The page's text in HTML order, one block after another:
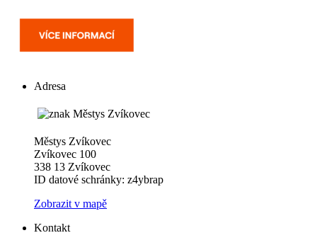
Adresa
Městys Zvíkovec
Zvíkovec 100
338 13 Zvíkovec
ID datové schránky: z4ybrap
Zobrazit v mapě
Kontakt